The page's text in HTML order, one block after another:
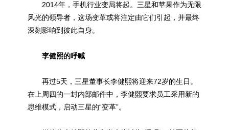
2014年，手机行业变局将起。三星和苹果作为无限
风光的领导者，这场变革或将注定由它们引起，并最终
深刻影响到彼此自身。
李健熙的呼喊
再过5天，三星董事长李健熙将迎来72岁的生日。
在上周四的一封内部邮件中，李健熙要求员工采用新的
思维模式，启动三星的“变革”。